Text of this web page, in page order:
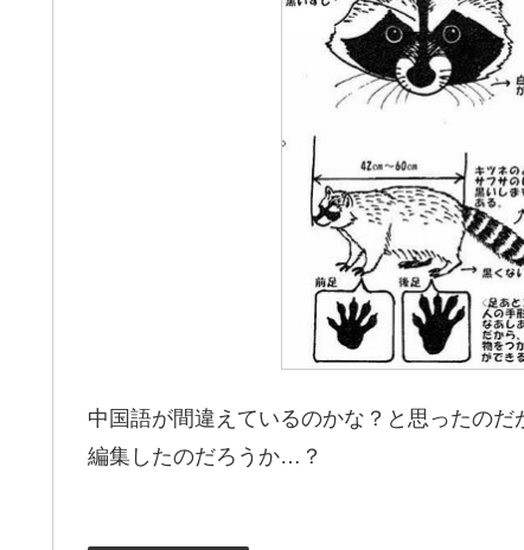
中国語が間違えているのかな？と思ったの
編集したのだろうか…？